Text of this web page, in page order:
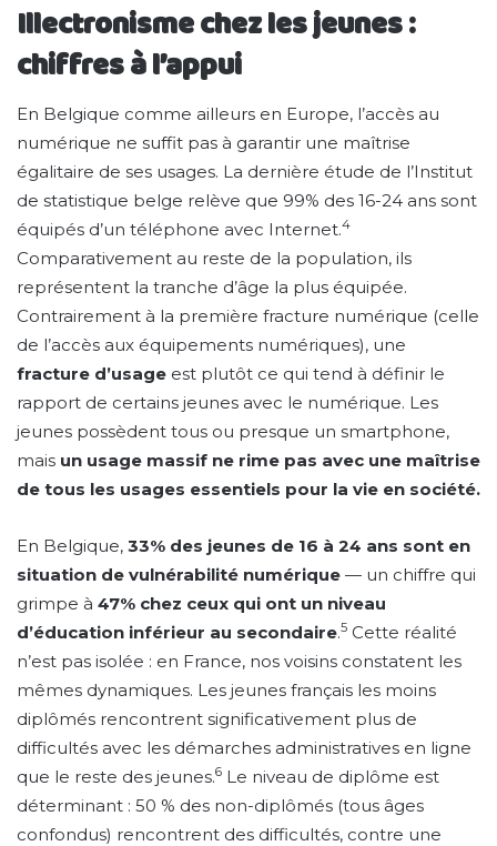
Illectronisme chez les jeunes :
chiffres à l’appui
En Belgique comme ailleurs en Europe, l’accès au
numérique ne suffit pas à garantir une maîtrise
égalitaire de ses usages. La dernière étude de l’Institut
de statistique belge relève que 99% des 16-24 ans sont
équipés d’un téléphone avec Internet.4
Comparativement au reste de la population, ils
représentent la tranche d’âge la plus équipée.
Contrairement à la première fracture numérique (celle
de l’accès aux équipements numériques), une
fracture d’usage est plutôt ce qui tend à définir le
rapport de certains jeunes avec le numérique. Les
jeunes possèdent tous ou presque un smartphone,
mais un usage massif ne rime pas avec une maîtrise
de tous les usages essentiels pour la vie en société.
En Belgique, 33% des jeunes de 16 à 24 ans sont en
situation de vulnérabilité numérique — un chiffre qui
grimpe à 47% chez ceux qui ont un niveau
d’éducation inférieur au secondaire.5 Cette réalité
n’est pas isolée : en France, nos voisins constatent les
mêmes dynamiques. Les jeunes français les moins
diplômés rencontrent significativement plus de
difficultés avec les démarches administratives en ligne
que le reste des jeunes.6 Le niveau de diplôme est
déterminant : 50 % des non-diplômés (tous âges
confondus) rencontrent des difficultés, contre une